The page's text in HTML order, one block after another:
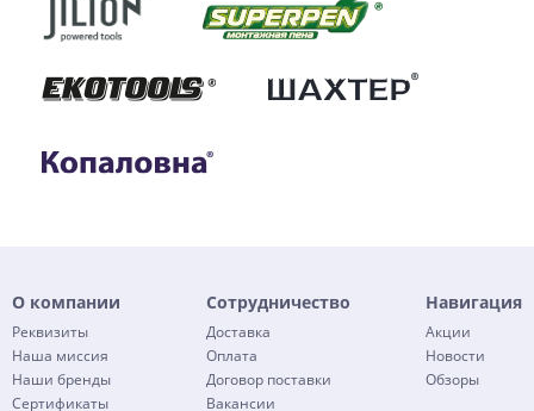
О компании
Реквизиты
Наша миссия
Наши бренды
Сертификаты
Сотрудничество
Доставка
Оплата
Договор поставки
Вакансии
Навигация
Акции
Новости
Обзоры